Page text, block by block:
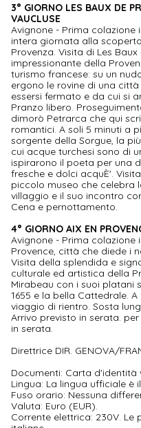
3° GIORNO LES BAUX DE
VAUCLUSE
Avignone - Prima colazione
intera giornata alla
Provenza. Visita di Les
impressionante della
turismo francese: su un
ergono le rovine di una
essersi fermato e da cui si
Pranzo libero.
dimorò Petrarca che qui
romantici. A soli 5 minuti a
sorgente della Sorgue, la
cui acque turchesi sono di
ispirarono il poeta per una
fresche e dolci acquÈ'.
piccolo museo che celebra
villaggio e il suo incontro
Cena e pernottamento.
4° GIORNO AIX EN
Avignone - Prima colazione
Provence, città che diede i
Visita della splendida e
culturale ed artistica della
Mirabeau con i suoi platani
1655 e la bella Cattedrale.
viaggio di rientro. Sosta
Arrivo previsto in serata.
in serata.
Direttrice DIR. GENOVA/
Documenti: Carta d'identità
Lingua: La lingua ufficiale è
Fuso orario: Nessuna
Valuta: Euro (EUR).
Corrente elettrica: 230V. Le